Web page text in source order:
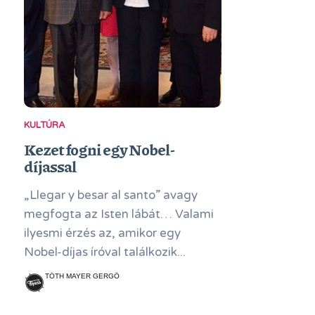
KULTÚRA
Kezet fogni egy Nobel-
díjassal
„Llegar y besar al santo” avagy
megfogta az Isten lábát… Valami
ilyesmi érzés az, amikor egy
Nobel-díjas íróval találkozik...
TÓTH MAYER GERGŐ